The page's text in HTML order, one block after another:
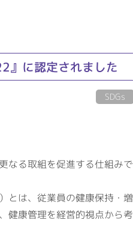
』に認定されました
SDGs
なる取組を促進する仕組みで
とは、従業員の健康保持・増
健康管理を経営的視点から考